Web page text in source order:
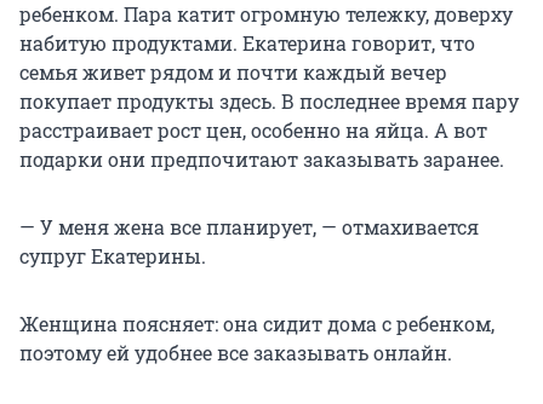
ребенком. Пара катит огромную тележку, доверху
набитую продуктами. Екатерина говорит, что
семья живет рядом и почти каждый вечер
покупает продукты здесь. В последнее время пару
расстраивает рост цен, особенно на яйца. А вот
подарки они предпочитают заказывать заранее.
— У меня жена все планирует, — отмахивается
супруг Екатерины.
Женщина поясняет: она сидит дома с ребенком,
поэтому ей удобнее все заказывать онлайн.